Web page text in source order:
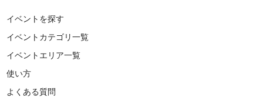
イベントを探す
イベントカテゴリ一覧
イベントエリア一覧
使い方
よくある質問